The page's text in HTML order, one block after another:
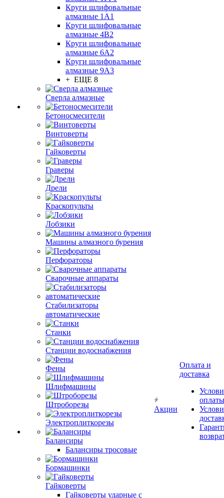
Круги шлифовальные
алмазные 1А1
Круги шлифовальные
алмазные 4В2
Круги шлифовальные
алмазные 6A2
Круги шлифовальные
алмазные 9А3
+ ЕЩЕ 8
Сверла алмазные
Бетоносмесители
Винтоверты
Гайковерты
Граверы
Дрели
Краскопульты
Лобзики
Машины алмазного бурения
Перфораторы
Сварочные аппараты
Стабилизаторы
автоматические
Станки
Станции водоснабжения
Фены
Шлифмашины
Штроборезы
Электроплиткорезы
Балансиры
Балансиры тросовые
Бормашинки
Гайковерты
Гайковерты ударные с
Акции
Оплата и
доставка
оплаты